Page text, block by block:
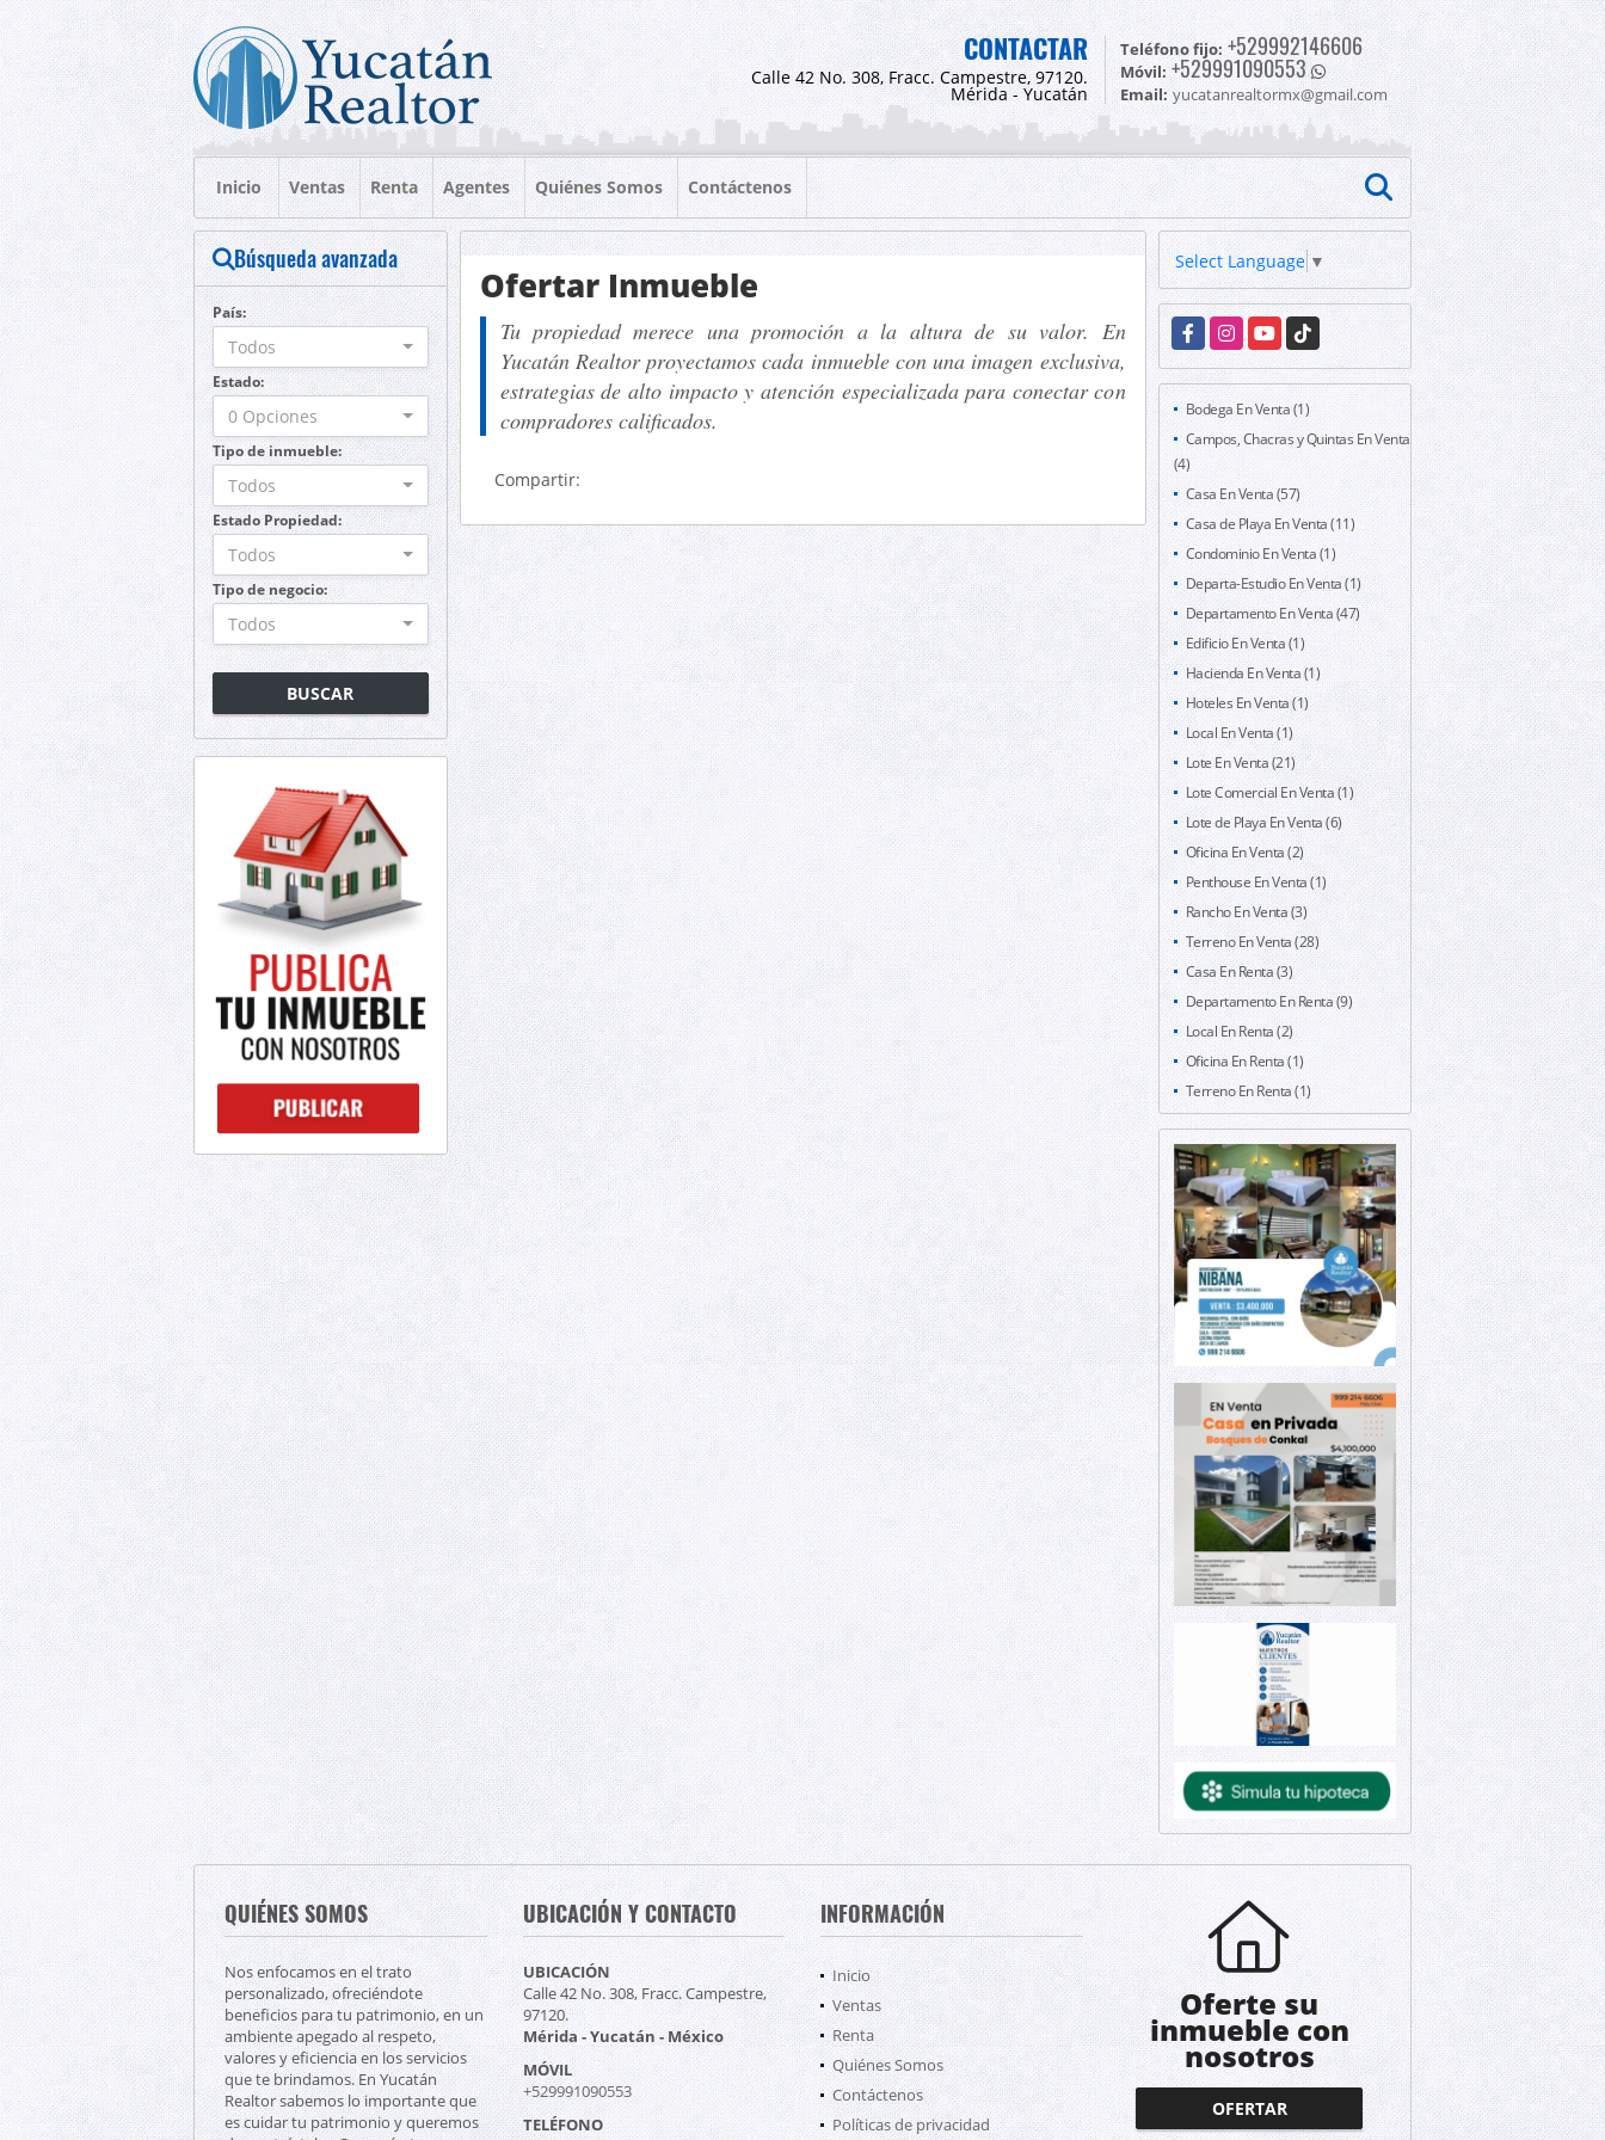
CONTACTAR
Calle 42 No. 308, Fracc. Campestre, 97120.
Mérida - Yucatán
Teléfono fijo: +529992146606
Móvil: +529991090553
Email: yucatanrealtormx@gmail.com
Inicio Ventas Renta Agentes Quiénes Somos Contáctenos
Búsqueda avanzada
País:
Todos
Estado:
0 Opciones
Tipo de inmueble:
Todos
Estado Propiedad:
Todos
Tipo de negocio:
Todos
BUSCAR
Ofertar Inmueble
Tu propiedad merece una promoción a la altura de su valor. En
Yucatán Realtor proyectamos cada inmueble con una imagen exclusiva,
estrategias de alto impacto y atención especializada para conectar con
compradores calificados.
Compartir:
Select Language ▼
FacebookInstagramYouTubeTikTok
Bodega En Venta (1)
Campos, Chacras y Quintas En Venta
(4)
Casa En Venta (57)
Casa de Playa En Venta (11)
Condominio En Venta (1)
Departa-Estudio En Venta (1)
Departamento En Venta (47)
Edificio En Venta (1)
Hacienda En Venta (1)
Hoteles En Venta (1)
Local En Venta (1)
Lote En Venta (21)
Lote Comercial En Venta (1)
Lote de Playa En Venta (6)
Oficina En Venta (2)
Penthouse En Venta (1)
Rancho En Venta (3)
Terreno En Venta (28)
Casa En Renta (3)
Departamento En Renta (9)
Local En Renta (2)
Oficina En Renta (1)
Terreno En Renta (1)
QUIÉNES SOMOS
Nos enfocamos en el trato
personalizado, ofreciéndote
beneficios para tu patrimonio, en un
ambiente apegado al respeto,
valores y eficiencia en los servicios
que te brindamos. En Yucatán
Realtor sabemos lo importante que
es cuidar tu patrimonio y queremos
UBICACIÓN Y CONTACTO
UBICACIÓN
Calle 42 No. 308, Fracc. Campestre,
97120.
Mérida - Yucatán - México
MÓVIL
+529991090553
TELÉFONO
INFORMACIÓN
Inicio
Ventas
Renta
Quiénes Somos
Contáctenos
Políticas de privacidad
Oferte su
inmueble con
nosotros
OFERTAR